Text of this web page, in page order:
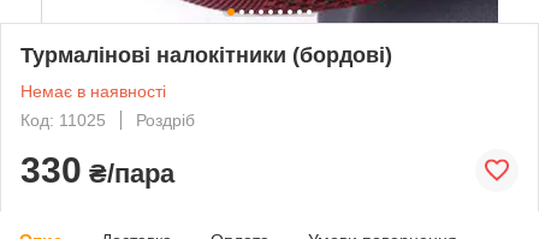
Турмалінові налокітники (бордові)
Немає в наявності
Код: 11025
Роздріб
330 ₴/пара